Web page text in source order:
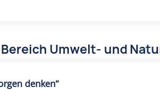
Umwelt- und
denken“